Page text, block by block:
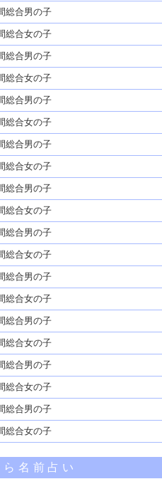
総合男の子
総合女の子
総合男の子
総合女の子
総合男の子
総合女の子
総合男の子
総合女の子
総合男の子
総合女の子
総合男の子
総合女の子
総合男の子
総合女の子
総合男の子
総合女の子
総合男の子
総合女の子
総合男の子
総合女の子
名前占い